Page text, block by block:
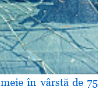
în vârstă de 75